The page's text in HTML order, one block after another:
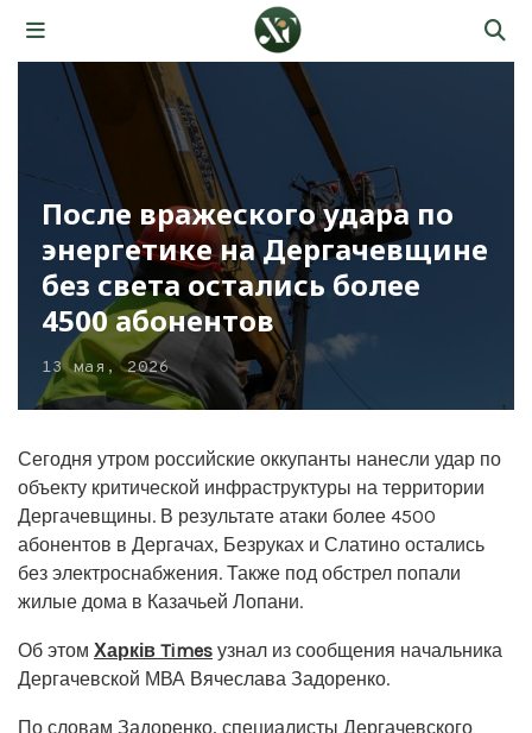
После вражеского удара по
энергетике на Дергачевщине
без света остались более
4500 абонентов
13 мая, 2026
Сегодня утром российские оккупанты нанесли удар по
объекту критической инфраструктуры на территории
Дергачевщины. В результате атаки более 4500
абонентов в Дергачах, Безруках и Слатино остались
без электроснабжения. Также под обстрел попали
жилые дома в Казачьей Лопани.
Об этом Харків Times узнал из сообщения начальника
Дергачевской МВА Вячеслава Задоренко.
По словам Задоренко, специалисты Дергачевского